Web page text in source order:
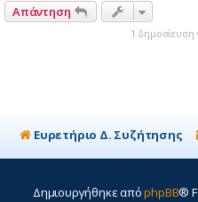
Απάντηση
1 δημοσίευση
Ευρετήριο Δ. Συζήτησης
Δημιουργήθηκε απόphpBB®